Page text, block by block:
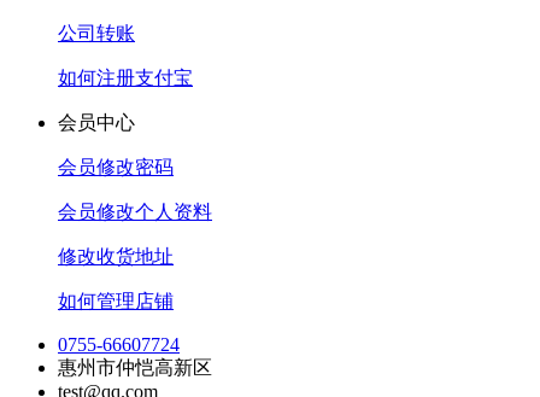
公司转账
如何注册支付宝
会员中心
会员修改密码
会员修改个人资料
修改收货地址
如何管理店铺
0755-66607724
惠州市仲恺高新区
test@qq.com